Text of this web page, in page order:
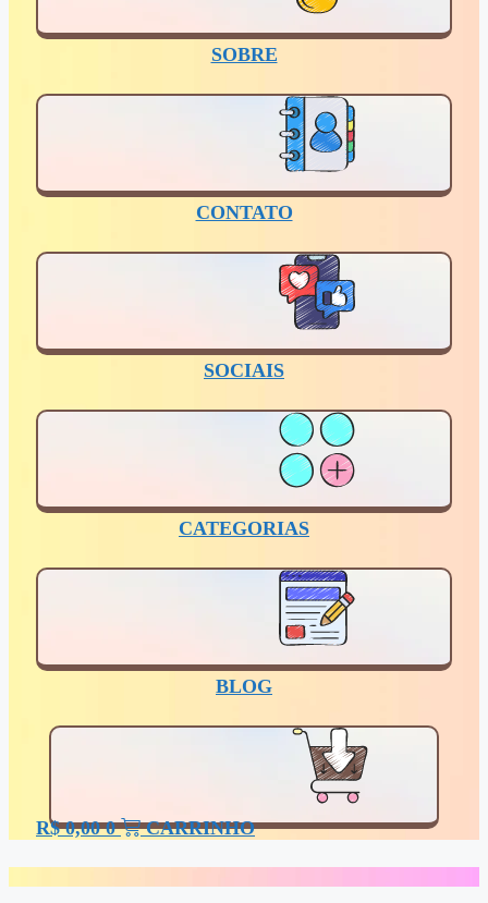
SOBRE
CONTATO
SOCIAIS
CATEGORIAS
BLOG
R$0,00 0 CARRINHO